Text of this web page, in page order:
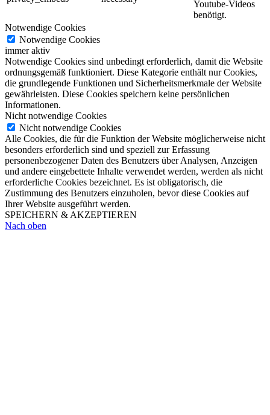
Youtube-Videos
benötigt.
Notwendige Cookies
Notwendige Cookies
immer aktiv
Notwendige Cookies sind unbedingt erforderlich, damit die Website
ordnungsgemäß funktioniert. Diese Kategorie enthält nur Cookies,
die grundlegende Funktionen und Sicherheitsmerkmale der Website
gewährleisten. Diese Cookies speichern keine persönlichen
Informationen.
Nicht notwendige Cookies
Nicht notwendige Cookies
Alle Cookies, die für die Funktion der Website möglicherweise nicht
besonders erforderlich sind und speziell zur Erfassung
personenbezogener Daten des Benutzers über Analysen, Anzeigen
und andere eingebettete Inhalte verwendet werden, werden als nicht
erforderliche Cookies bezeichnet. Es ist obligatorisch, die
Zustimmung des Benutzers einzuholen, bevor diese Cookies auf
Ihrer Website ausgeführt werden.
SPEICHERN & AKZEPTIEREN
Nach oben